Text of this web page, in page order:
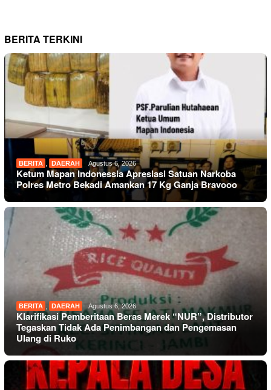
BERITA TERKINI
BERITA DAERAH Agustus 6, 2026
Ketum Mapan Indonessia Apresiasi Satuan Narkoba
Polres Metro Bekadi Amankan 17 Kg Ganja Bravooo
BERITA DAERAH Agustus 6, 2026
Klarifikasi Pemberitaan Beras Merek “NUR”, Distributor
Tegaskan Tidak Ada Penimbangan dan Pengemasan
Ulang di Ruko